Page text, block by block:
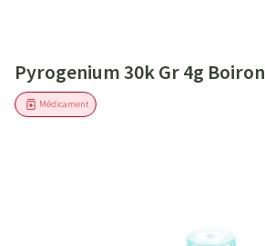
Pyrogenium 30k Gr 4g Boiron
Médicament